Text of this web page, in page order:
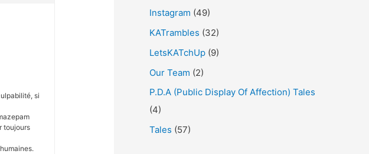
si
toujours
Instagram (49)
KATrambles (32)
LetsKATchUp (9)
Our Team (2)
P.D.A (Public Display Of Affection) Tales
(4)
Tales (57)